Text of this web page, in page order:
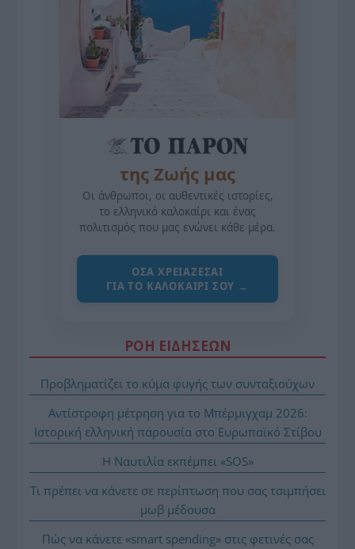
της Ζωής μας
Οι άνθρωποι, οι αυθεντικές ιστορίες,
το ελληνικό καλοκαίρι και ένας
πολιτισμός που μας ενώνει κάθε μέρα.
ΌΣΑ ΧΡΕΙΆΖΕΣΑΙ
ΓΙΑ ΤΟ ΚΑΛΟΚΑΊΡΙ ΣΟΥ →
ΡΟΗ ΕΙΔΗΣΕΩΝ
Προβληματίζει το κύμα φυγής των συνταξιούχων
Αντίστροφη μέτρηση για το Μπέρμιγχαμ 2026:
Ιστορική ελληνική παρουσία στο Ευρωπαϊκό Στίβου
Η Ναυτιλία εκπέμπει «SOS»
Τι πρέπει να κάνετε σε περίπτωση που σας τσιμπήσει
μωβ μέδουσα
Πώς να κάνετε «smart spending» στις φετινές σας